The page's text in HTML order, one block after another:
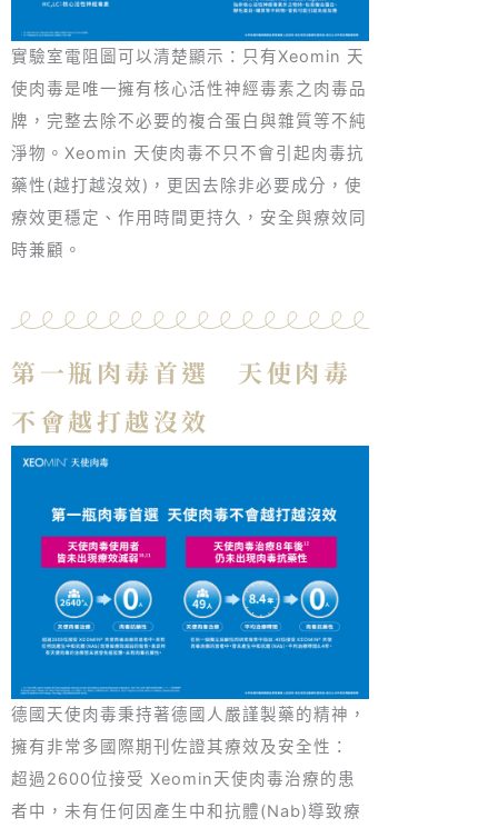
實驗室電阻圖可以清楚顯示：只有Xeomin 天
使肉毒是唯一擁有核心活性神經毒素之肉毒品
牌，完整去除不必要的複合蛋白與雜質等不純
淨物。Xeomin 天使肉毒不只不會引起肉毒抗
藥性(越打越沒效)，更因去除非必要成分，使
療效更穩定、作用時間更持久，安全與療效同
時兼顧。
第一瓶肉毒首選 天使肉毒
不會越打越沒效
德國天使肉毒秉持著德國人嚴謹製藥的精神，
擁有非常多國際期刊佐證其療效及安全性：
超過2600位接受 Xeomin天使肉毒治療的患
者中，未有任何因產生中和抗體(Nab)導致療